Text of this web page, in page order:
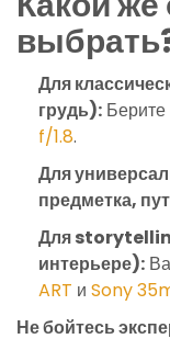
Для
грудь): Берите
f/1.8.
Для
предметка,
Для
интерьере):
ART и Sony
Не бойтесь